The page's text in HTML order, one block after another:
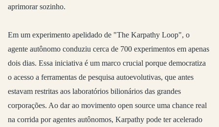
aprimorar sozinho.
Em um experimento apelidado de "The Karpathy Loop", o
agente autônomo conduziu cerca de 700 experimentos em apenas
dois dias. Essa iniciativa é um marco crucial porque democratiza
o acesso a ferramentas de pesquisa autoevolutivas, que antes
estavam restritas aos laboratórios bilionários das grandes
corporações. Ao dar ao movimento open source uma chance real
na corrida por agentes autônomos, Karpathy pode ter acelerado